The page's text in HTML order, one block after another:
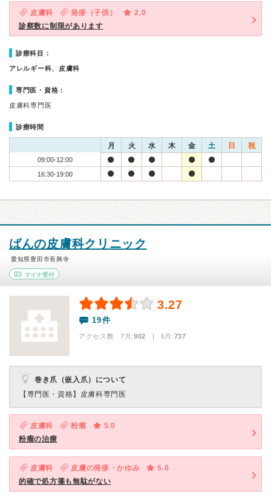
皮膚科 発疹（子供）
2.0
診察数に制限があります
診療科目：
アレルギー科、皮膚科
専門医・資格：
皮膚科専門医
診療時間
月 火 水 木 金 土 日 祝
09:00-12:00
16:30-19:00
ばんの皮膚科クリニック
愛知県豊田市長興寺
マイナ受付
3.27
19件
アクセス数 7月:902 | 6月:737
巻き爪（嵌入爪）について
【専門医・資格】 皮膚科専門医
皮膚科 粉瘤
5.0
粉瘤の治療
皮膚科 皮膚の発疹・かゆみ
5.0
的確で処方箋も無駄がない